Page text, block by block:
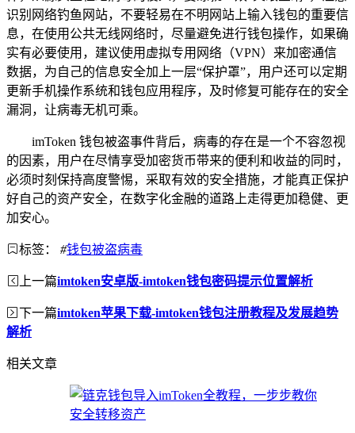
识别网络钓鱼网站，不要轻易在不明网站上输入钱包的重要信
息，在使用公共无线网络时，尽量避免进行钱包操作，如果确
实有必要使用，建议使用虚拟专用网络（VPN）来加密通信
数据，为自己的信息安全加上一层“保护罩”，用户还可以定期
更新手机操作系统和钱包应用程序，及时修复可能存在的安全
漏洞，让病毒无机可乘。
imToken 钱包被盗事件背后，病毒的存在是一个不容忽视
的因素，用户在尽情享受加密货币带来的便利和收益的同时，
必须时刻保持高度警惕，采取有效的安全措施，才能真正保护
好自己的资产安全，在数字化金融的道路上走得更加稳健、更
加安心。
标签： #钱包被盗病毒
上一篇imtoken安卓版-imtoken钱包密码提示位置解析
下一篇imtoken苹果下载-imtoken钱包注册教程及发展趋势
解析
相关文章